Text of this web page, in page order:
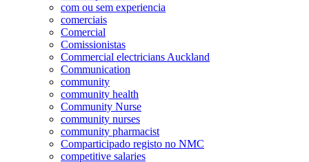
com ou sem experiencia
comerciais
Comercial
Comissionistas
Commercial electricians Auckland
Communication
community
community health
Community Nurse
community nurses
community pharmacist
Comparticipado registo no NMC
competitive salaries